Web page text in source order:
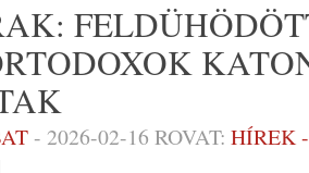
- 2026-02-16 ROVAT: HÍREK